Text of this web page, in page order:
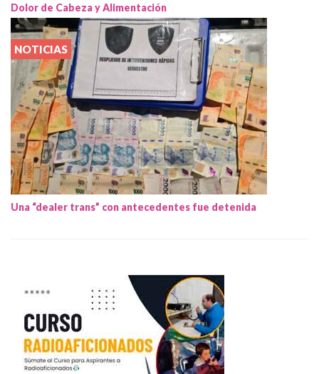
Dolor de Cabeza y Alimentación
NOTICIAS
Una “dealer trans” con antecedentes fue detenida